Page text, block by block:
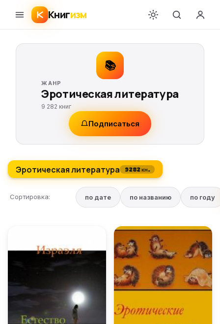
Книгизм
📚
ЖАНР
Эротическая литература
9 282 книг
Подписаться
Эротическая литература 9282 кн.
Сортировка: по дате по названию по году